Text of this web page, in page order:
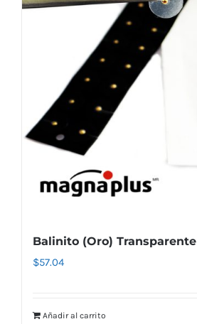
Balinito (Oro) Transparente
$57.04
Añadir al carrito